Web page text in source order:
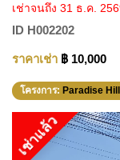
เช่าจนถึง 31 ธ.ค.
ID H002202
ราคาเช่า ฿ 10,000
โครงการ: Paradise
เช่าแล้ว